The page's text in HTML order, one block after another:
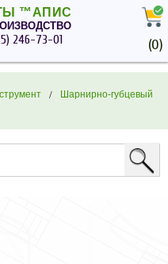
™АПИС
246-73-01 (0)
Шарнирно-губцевый